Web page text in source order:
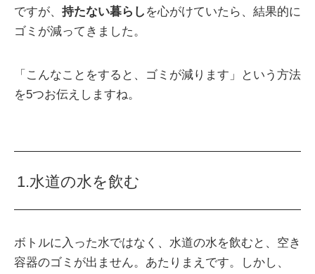
ですが、 持たない暮らし を心がけていたら、結果的に
ゴミが減ってきました。
「こんなことをすると、ゴミが減ります」という方法
を5つお伝えしますね。
1.水道の水を飲む
ボトルに入った水ではなく、水道の水を飲むと、空き
容器のゴミが出ません。あたりまえです。しかし、